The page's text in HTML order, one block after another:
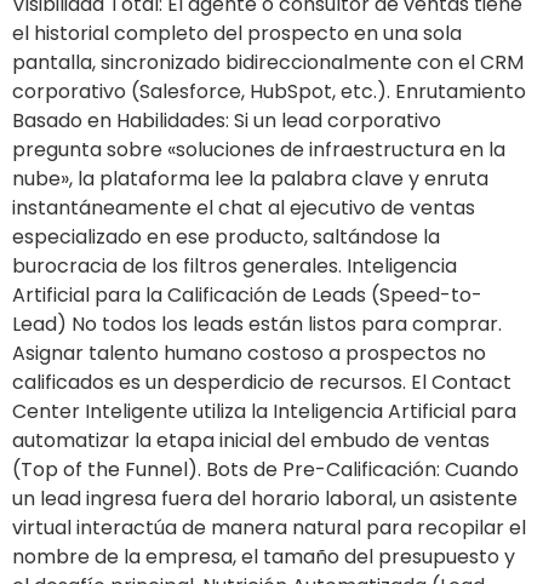
el historial completo del prospecto en una sola
pantalla, sincronizado bidireccionalmente con el CRM
corporativo (Salesforce, HubSpot, etc.). Enrutamiento
Basado en Habilidades: Si un lead corporativo
pregunta sobre «soluciones de infraestructura en la
nube», la plataforma lee la palabra clave y enruta
instantáneamente el chat al ejecutivo de ventas
especializado en ese producto, saltándose la
burocracia de los filtros generales. Inteligencia
Artificial para la Calificación de Leads (Speed-to-
Lead) No todos los leads están listos para comprar.
Asignar talento humano costoso a prospectos no
calificados es un desperdicio de recursos. El Contact
Center Inteligente utiliza la Inteligencia Artificial para
automatizar la etapa inicial del embudo de ventas
(Top of the Funnel). Bots de Pre-Calificación: Cuando
un lead ingresa fuera del horario laboral, un asistente
virtual interactúa de manera natural para recopilar el
nombre de la empresa, el tamaño del presupuesto y